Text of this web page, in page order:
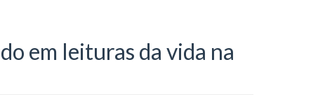
em leituras da vida na